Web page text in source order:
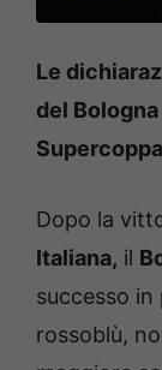
Le
del
Dopo la
Italiana, il
successo
rossoblù,